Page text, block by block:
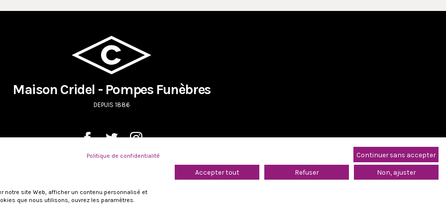
Maison Cridel - Pompes Funèbres
DEPUIS 1886
Continuer sans accepter
Politique de confidentialité
notre site Web, afficher un contenu personnalisé et
que nous utilisons, ouvrez les paramètres.
Accepter tout Refuser Non, ajuster